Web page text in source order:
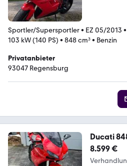
Sportler/Supersportler• EZ 05/2013 •
103 kW (140 PS) • 848 cm³• Benzin
Privatanbieter
93047 Regensburg
Ducati
8.599 €